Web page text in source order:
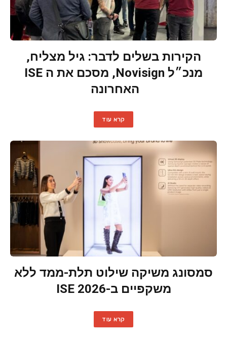
הקירות בשלים לדבר: גיל מצליח,
מנכ״ל Novisign, מסכם את ה ISE
האחרונה
קרא עוד
סמסונג משיקה שילוט תלת-ממד ללא
משקפיים ב-ISE 2026
קרא עוד